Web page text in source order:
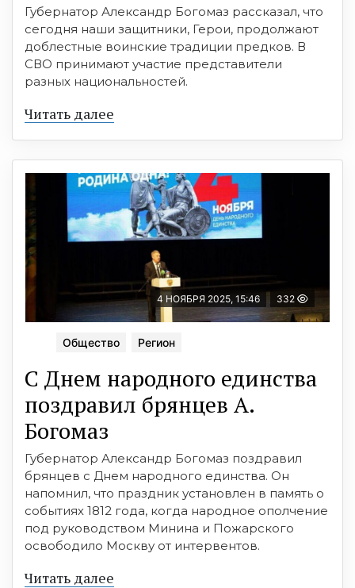
Губернатор Александр Богомаз рассказал, что
сегодня наши защитники, Герои, продолжают
доблестные воинские традиции предков. В
СВО принимают участие представители
разных национальностей.
Читать далее
4 НОЯБРЯ 2025, 15:46 332
Общество Регион
С Днем народного единства
поздравил брянцев А.
Богомаз
Губернатор Александр Богомаз поздравил
брянцев с Днем народного единства. Он
напомнил, что праздник установлен в память о
событиях 1812 года, когда народное ополчение
под руководством Минина и Пожарского
освободило Москву от интервентов.
Читать далее